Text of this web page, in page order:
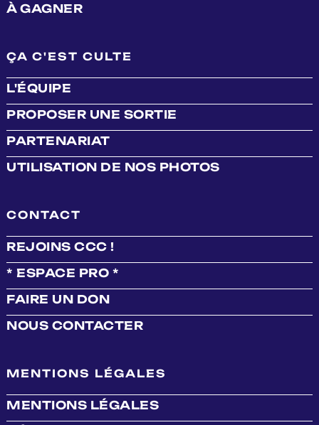
À GAGNER
ÇA C'EST CULTE
L'ÉQUIPE
PROPOSER UNE SORTIE
PARTENARIAT
UTILISATION DE NOS PHOTOS
CONTACT
REJOINS CCC !
* ESPACE PRO *
FAIRE UN DON
NOUS CONTACTER
MENTIONS LÉGALES
MENTIONS LÉGALES